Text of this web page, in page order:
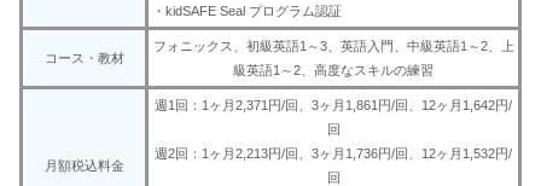
・kidSAFE Seal プログラム認証
コース・教材
フォニックス、初級英語1～3、英語入門、中級英語1～2、上
級英語1～2、高度なスキルの練習
月額税込料金
週1回：1ヶ月2,371円/回、3ヶ月1,861円/回、12ヶ月1,642円/
回
週2回：1ヶ月2,213円/回、3ヶ月1,736円/回、12ヶ月1,532円/
回